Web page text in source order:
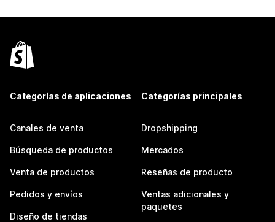
Categorías de aplicaciones
Canales de venta
Búsqueda de productos
Venta de productos
Pedidos y envíos
Diseño de tiendas
Categorías principales
Dropshipping
Mercados
Reseñas de producto
Ventas adicionales y
paquetes